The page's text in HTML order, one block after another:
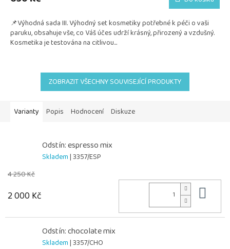
je
z
5
hvězdiček.
📌Výhodná sada III. Výhodný set kosmetiky potřebné k péči o vaši
paruku, obsahuje vše, co Váš účes udrží krásný, přirozený a vzdušný.
Kosmetika je testována na citlivou...
ZOBRAZIT VŠECHNY SOUVISEJÍCÍ PRODUKTY
Varianty Popis Hodnocení Diskuze
Odstín: espresso mix
Skladem| 3357/ESP
4 250 Kč
2 000 Kč
Odstín: chocolate mix
Skladem| 3357/CHO